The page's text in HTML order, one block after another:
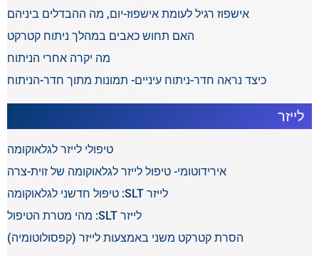
אישפוז רגיל לעומת אישפוז-יום, מה ההבדלים ביניהם
האם תחוש כאבים במהלך ניתוח קטרקט
מה יקרה אחרי הניתוח
כיצד נראה חדר-ניתוח עיניים- תמונות מתוך חדר-הניתוח
לייזר
טיפולי לייזר לגלאוקומה
אירידוטומי- טיפול לייזר לגלאוקומה של זוית-צרה
לייזר SLT: טיפול חדשני לגלאוקומה
לייזר SLT: מהי מטרת הטיפול
הסרת קטרקט משני באמצעות לייזר (קפסולוטומיה)